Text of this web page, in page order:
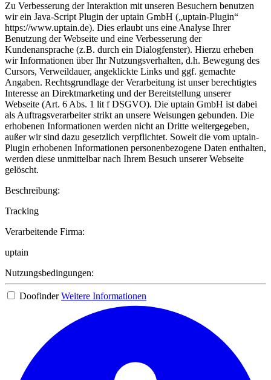
Zu Verbesserung der Interaktion mit unseren Besuchern benutzen
wir ein Java-Script Plugin der uptain GmbH („uptain-Plugin“
https://www.uptain.de). Dies erlaubt uns eine Analyse Ihrer
Benutzung der Webseite und eine Verbesserung der
Kundenansprache (z.B. durch ein Dialogfenster). Hierzu erheben
wir Informationen über Ihr Nutzungsverhalten, d.h. Bewegung des
Cursors, Verweildauer, angeklickte Links und ggf. gemachte
Angaben. Rechtsgrundlage der Verarbeitung ist unser berechtigtes
Interesse an Direktmarketing und der Bereitstellung unserer
Webseite (Art. 6 Abs. 1 lit f DSGVO). Die uptain GmbH ist dabei
als Auftragsverarbeiter strikt an unsere Weisungen gebunden. Die
erhobenen Informationen werden nicht an Dritte weitergegeben,
außer wir sind dazu gesetzlich verpflichtet. Soweit die vom uptain-
Plugin erhobenen Informationen personenbezogene Daten enthalten,
werden diese unmittelbar nach Ihrem Besuch unserer Webseite
gelöscht.
Beschreibung:
Tracking
Verarbeitende Firma:
uptain
Nutzungsbedingungen:
Doofinder Weitere Informationen